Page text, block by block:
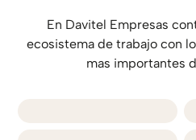
En Davitel Empresas
ecosistema de trabajo con
mas importantes